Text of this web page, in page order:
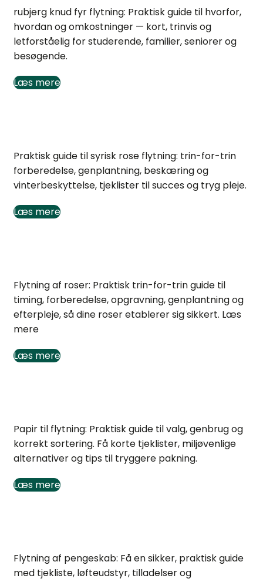
rubjerg knud fyr flytning: Praktisk guide til hvorfor,
hvordan og omkostninger — kort, trinvis og
letforståelig for studerende, familier, seniorer og
besøgende.
Læs mere
Praktisk guide til syrisk rose flytning: trin-for-trin
forberedelse, genplantning, beskæring og
vinterbeskyttelse, tjeklister til succes og tryg pleje.
Læs mere
Flytning af roser: Praktisk trin-for-trin guide til
timing, forberedelse, opgravning, genplantning og
efterpleje, så dine roser etablerer sig sikkert. Læs
mere
Læs mere
Papir til flytning: Praktisk guide til valg, genbrug og
korrekt sortering. Få korte tjeklister, miljøvenlige
alternativer og tips til tryggere pakning.
Læs mere
Flytning af pengeskab: Få en sikker, praktisk guide
med tjekliste, løfteudstyr, tilladelser og